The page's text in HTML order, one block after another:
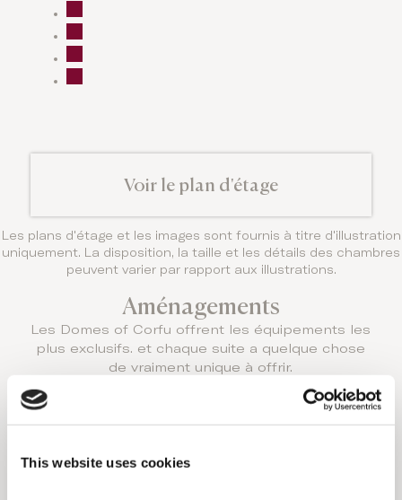
This website uses cookies
Voir le plan d'étage
Les plans d'étage et les images sont fournis à titre d'illustration
uniquement. La disposition, la taille et les détails des chambres
peuvent varier par rapport aux illustrations.
Aménagements
Les Domes of Corfu offrent les équipements les
plus exclusifs. et chaque suite a quelque chose
de vraiment unique à offrir.
D'HÉBERGEMENT
PRÉSENTE LES
SUIVANTES: